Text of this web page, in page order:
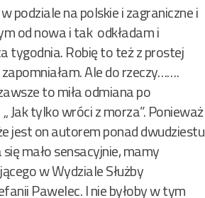
podziale na polskie i zagraniczne i
od nowa i tak odkładam i
tygodnia. Robię to też z prostej
Ale do rzeczy…….
to miła odmiana po
Jak tylko wróci z morza”. Ponieważ
jest on autorem ponad dwudziestu
mało sensacyjnie, mamy
w Wydziale Służby
Pawelec. I nie byłoby w tym